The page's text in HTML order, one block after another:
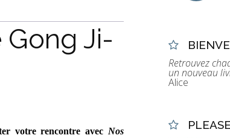
Ji-
votre rencontre avec Nos
Retrouvez
un nouveau
Alice